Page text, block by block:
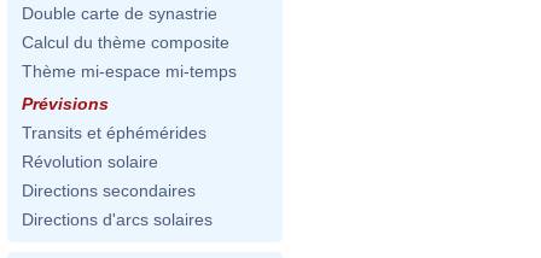
Double carte de synastrie
Calcul du thème composite
Thème mi-espace mi-temps
Prévisions
Transits et éphémérides
Révolution solaire
Directions secondaires
Directions d'arcs solaires